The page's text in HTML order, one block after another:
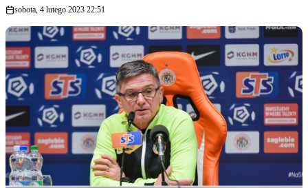
sobota, 4 lutego 2023 22:51